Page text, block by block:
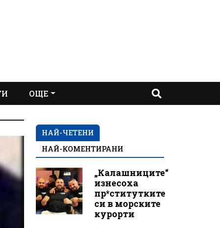
ОЩЕ
НАЙ-ЧЕТЕНИ
НАЙ-КОМЕНТИРАНИ
„Калашниците“
изнесоха
пр*ститутките
си в морските
курорти